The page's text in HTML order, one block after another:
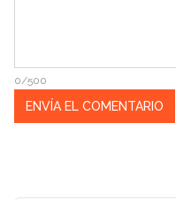
0/500